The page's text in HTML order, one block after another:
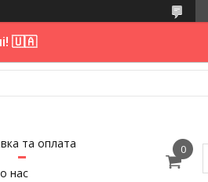
🇺🇦
та оплата
нас